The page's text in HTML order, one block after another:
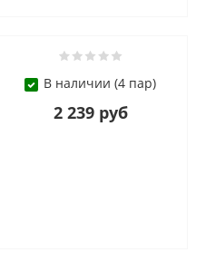
В наличии (4 пар)
2 239 руб